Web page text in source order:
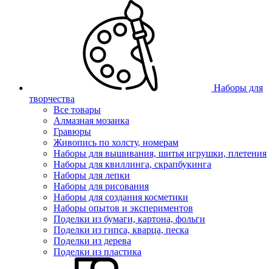
Наборы для
творчества
Все товары
Алмазная мозаика
Гравюры
Живопись по холсту, номерам
Наборы для вышивания, шитья игрушки, плетения
Наборы для квиллинга, скрапбукинга
Наборы для лепки
Наборы для рисования
Наборы для создания косметики
Наборы опытов и экспериментов
Поделки из бумаги, картона, фольги
Поделки из гипса, кварца, песка
Поделки из дерева
Поделки из пластика